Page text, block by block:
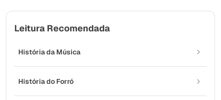
Leitura Recomendada
História da Música
História do Forró